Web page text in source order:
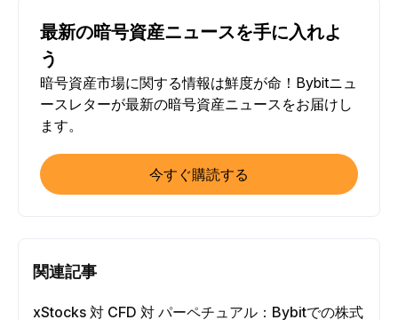
最新の暗号資産ニュースを手に入れよ
う
暗号資産市場に関する情報は鮮度が命！Bybitニュ
ースレターが最新の暗号資産ニュースをお届けし
ます。
今すぐ購読する
関連記事
xStocks 対 CFD 対 パーペチュアル：Bybitでの株式